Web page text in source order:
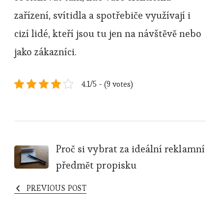
zařízení, svítidla a spotřebiče využívají i
cizí lidé, kteří jsou tu jen na návštěvě nebo
jako zákazníci.
4.1/5 - (9 votes)
Post
Navigation
Proč si vybrat za ideální reklamní
předmět propisku
PREVIOUS POST